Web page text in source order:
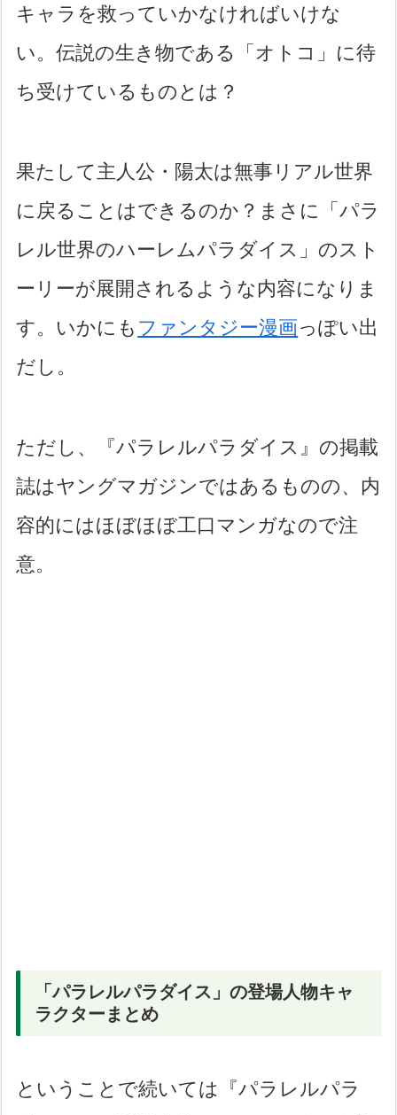
キャラを救っていかなければいけな
い。伝説の生き物である「オトコ」に待
ち受けているものとは？
果たして主人公・陽太は無事リアル世界
に戻ることはできるのか？まさに「パラ
レル世界のハーレムパラダイス」のスト
ーリーが展開されるような内容になりま
す。いかにも ファンタジー漫画っぽい出
だし。
ただし、『パラレルパラダイス』の掲載
誌はヤングマガジンではあるものの、内
容的にはほぼほぼ工口マンガなので注
意。
「パラレルパラダイス」の登場人物キャ
ラクターまとめ
ということで続いては『パラレルパラ